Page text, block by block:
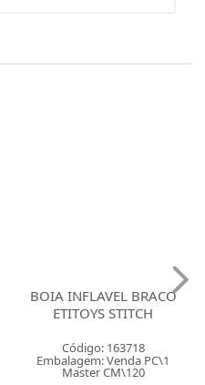
BOIA INFLAVEL BRACO
ETITOYS STITCH
Código: 163718
Embalagem: Venda PC\1
Master CM\120